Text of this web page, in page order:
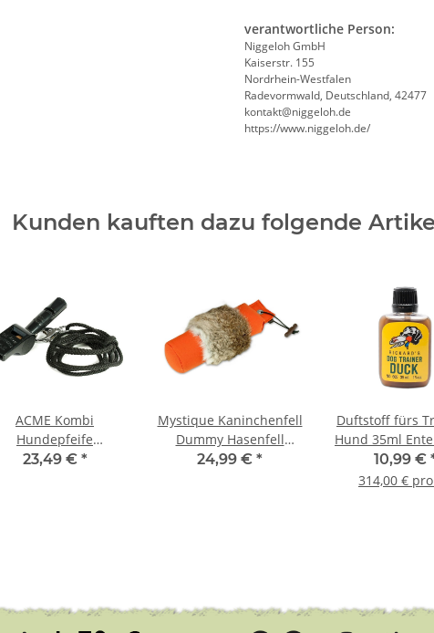
verantwortliche Person:
Niggeloh GmbH
Kaiserstr. 155
Nordrhein-Westfalen
Radevormwald, Deutschland, 42477
kontakt@niggeloh.de
https://www.niggeloh.de/
Kunden kauften dazu folgende
ACME Kombi
Hundepfeife
Doppeltonpfeife 642
23,49 € *
Mystique Kaninchenfell
Dummy Hasenfell
1000g orange
24,99 € *
Duftstoff fürs
Hund 35ml
10,99 €
314,00 €